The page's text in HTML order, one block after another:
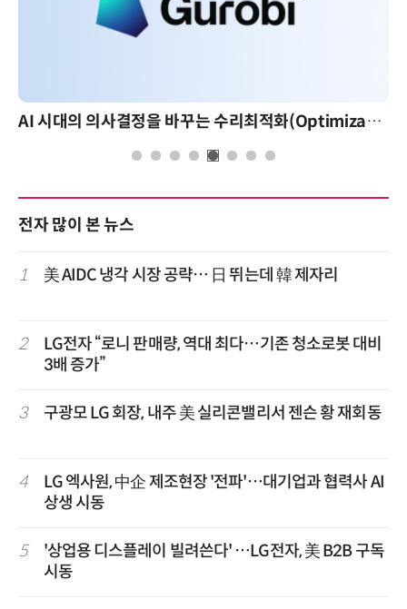
AI 시대의 의사결정을 바꾸는 수리최적화(Optimization): 실제 산업 적용 사례와 활용 전략
전자 많이 본 뉴스
1 美 AIDC 냉각 시장 공략… 日 뛰는데 韓 제자리
2
LG전자 “로니 판매량, 역대 최다…기존 청소로봇 대비
3배 증가”
3 구광모 LG 회장, 내주 美 실리콘밸리서 젠슨 황 재회동
4
LG 엑사원, 中企 제조현장 '전파'…대기업과 협력사 AI
상생 시동
5
'상업용 디스플레이 빌려쓴다' …LG전자, 美 B2B 구독
시동